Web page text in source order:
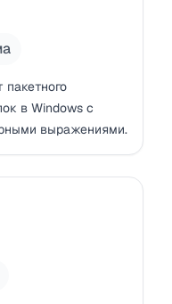
пакетного
в Windows с
выражениями.